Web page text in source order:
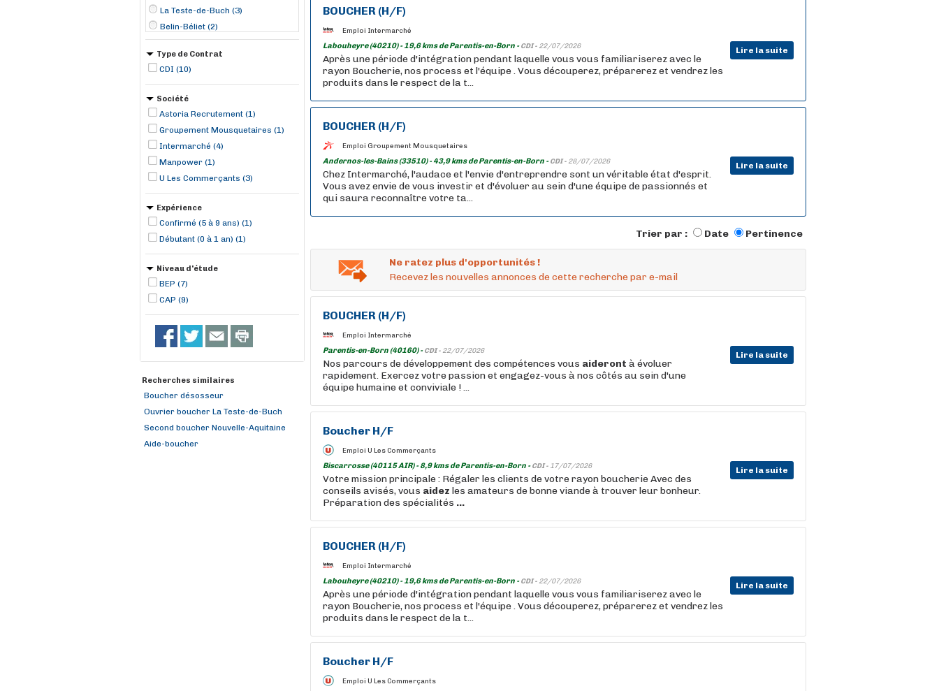
La Teste-de-Buch (3)
Belin-Béliet (2)
Andernos-les-Bains (1)
Biscarrosse (1)
Labouheyre (1)
Type de Contrat
CDI (10)
Société
Astoria Recrutement (1)
Groupement Mousquetaires (1)
Intermarché (4)
Manpower (1)
U Les Commerçants (3)
Expérience
Confirmé (5 à 9 ans) (1)
Débutant (0 à 1 an) (1)
Niveau d'étude
BEP (7)
CAP (9)
Recherches similaires
Boucher désosseur
Ouvrier boucher La Teste-de-Buch
Second boucher Nouvelle-Aquitaine
Aide-boucher
BOUCHER (H/F)
Emploi Intermarché
Labouheyre (40210) - 19,6 kms de Parentis-en-Born -CDI - 22/07/2026 Lire la suite
Après une période d'intégration pendant laquelle vous vous familiariserez avec le
rayon Boucherie, nos process et l'équipe . Vous découperez, préparerez et vendrez les
produits dans le respect de la t...
BOUCHER (H/F)
Emploi Groupement Mousquetaires
Andernos-les-Bains (33510) - 43,9 kms de Parentis-en-Born -CDI - 28/07/2026 Lire la suite
Chez Intermarché, l'audace et l'envie d'entreprendre sont un véritable état d'esprit.
Vous avez envie de vous investir et d'évoluer au sein d'une équipe de passionnés et
qui saura reconnaître votre ta...
Trier par : Date Pertinence
Ne ratez plus d'opportunités !
Recevez les nouvelles annonces de cette recherche par e-mail
BOUCHER (H/F)
Emploi Intermarché
Parentis-en-Born (40160) -CDI - 22/07/2026 Lire la suite
Nos parcours de développement des compétences vous aideront à évoluer
rapidement. Exercez votre passion et engagez-vous à nos côtés au sein d'une
équipe humaine et conviviale ! ...
Boucher H/F
Emploi U Les Commerçants
Biscarrosse (40115 AIR) - 8,9 kms de Parentis-en-Born -CDI - 17/07/2026 Lire la suite
Votre mission principale : Régaler les clients de votre rayon boucherie Avec des
conseils avisés, vous aidez les amateurs de bonne viande à trouver leur bonheur.
Préparation des spécialités ...
BOUCHER (H/F)
Emploi Intermarché
Labouheyre (40210) - 19,6 kms de Parentis-en-Born -CDI - 22/07/2026 Lire la suite
Après une période d'intégration pendant laquelle vous vous familiariserez avec le
rayon Boucherie, nos process et l'équipe . Vous découperez, préparerez et vendrez les
produits dans le respect de la t...
Boucher H/F
Emploi U Les Commerçants